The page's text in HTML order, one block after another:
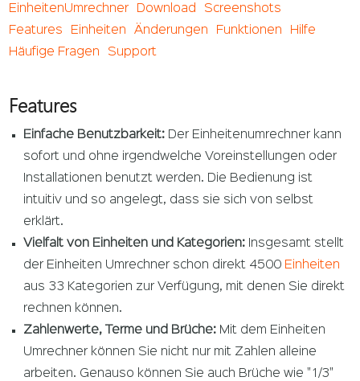
EinheitenUmrechner Download
Screenshots
Features
Einheiten Änderungen Funktionen
Hilfe
Häufige Fragen
Support
Features
Einfache Benutzbarkeit: Der Einheitenumrechner kann
sofort und ohne irgendwelche Voreinstellungen oder
Installationen benutzt werden. Die Bedienung ist
intuitiv und so angelegt, dass sie sich von selbst
erklärt.
Vielfalt von Einheiten und Kategorien: Insgesamt stellt
der Einheiten Umrechner schon direkt 4500 Einheiten
aus 33 Kategorien zur Verfügung, mit denen Sie direkt
rechnen können.
Zahlenwerte, Terme und Brüche: Mit dem Einheiten
Umrechner können Sie nicht nur mit Zahlen alleine
arbeiten. Genauso können Sie auch Brüche wie "1/3"